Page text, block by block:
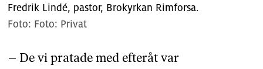
Fredrik Lindé, pastor, Brokyrkan Rimforsa.
Foto: Privat
– De vi pratade med efteråt var